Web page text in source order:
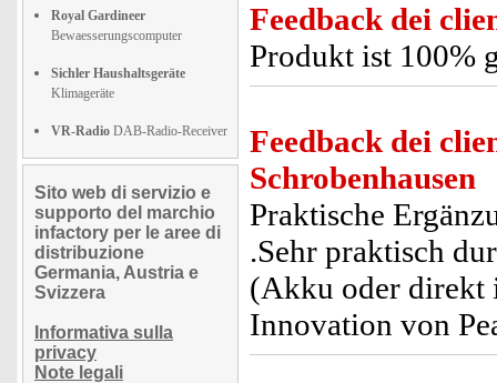
Royal Gardineer
Bewaesserungscomputer
Sichler Haushaltsgeräte
Klimageräte
VR-Radio DAB-Radio-Receiver
Sito web di servizio e
supporto del marchio
infactory per le aree di
distribuzione
Germania, Austria e
Svizzera
Informativa sulla
privacy
Note legali
Feedback dei
Produkt ist 100%
Feedback dei
Schrobenhausen
Praktische
.Sehr praktisch
(Akku oder direkt
Innovation von